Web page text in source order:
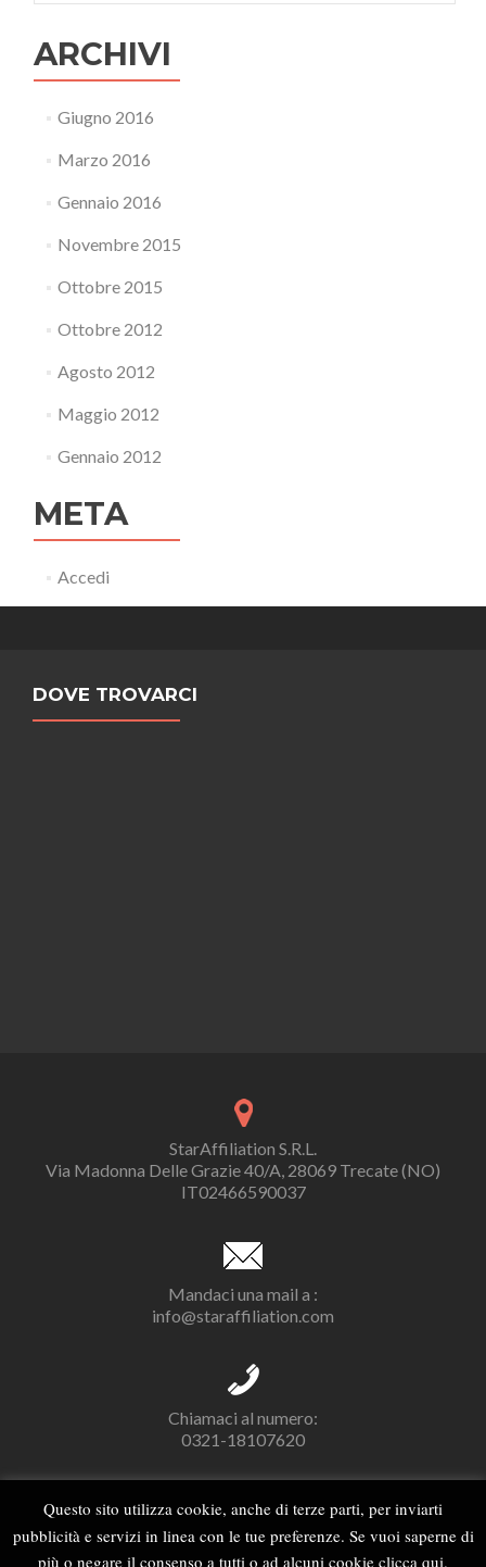
ARCHIVI
Giugno 2016
Marzo 2016
Gennaio 2016
Novembre 2015
Ottobre 2015
Ottobre 2012
Agosto 2012
Maggio 2012
Gennaio 2012
META
Accedi
DOVE TROVARCI
StarAffiliation S.R.L.
Via Madonna Delle Grazie 40/A, 28069 Trecate (NO)
IT02466590037
Mandaci una mail a :
info@staraffiliation.com
Chiamaci al numero:
0321-18107620
L
i
L
i
L
i
Questo sito utilizza cookie, anche di terze parti, per inviarti
pubblicità e servizi in linea con le tue preferenze. Se vuoi saperne di
più o negare il consenso a tutti o ad alcuni cookie clicca qui.